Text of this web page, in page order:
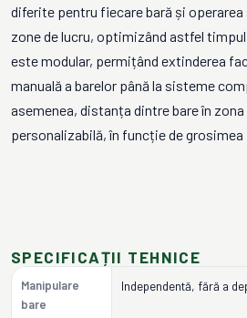
diferite pentru fiecare bară și
zone de lucru, optimizând astfel
este modular, permițând extinderea
manuală a barelor până la sisteme
asemenea, distanța dintre bare în
personalizabilă, în funcție de
SPECIFICAȚII TEHNICE
Manipulare
bare
Independentă, fără a